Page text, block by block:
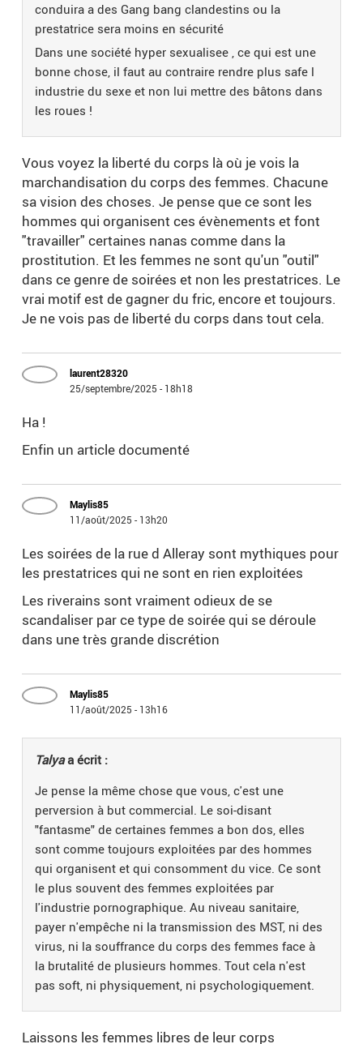
conduira a des Gang bang clandestins ou la
prestatrice sera moins en sécurité
Dans une société hyper sexualisee , ce qui est une
bonne chose, il faut au contraire rendre plus safe l
industrie du sexe et non lui mettre des bâtons dans
les roues !
Vous voyez la liberté du corps là où je vois la
marchandisation du corps des femmes. Chacune
sa vision des choses. Je pense que ce sont les
hommes qui organisent ces évènements et font
"travailler" certaines nanas comme dans la
prostitution. Et les femmes ne sont qu'un "outil"
dans ce genre de soirées et non les prestatrices. Le
vrai motif est de gagner du fric, encore et toujours.
Je ne vois pas de liberté du corps dans tout cela.
laurent28320
25/septembre/2025 - 18h18
Ha !
Enfin un article documenté
Maylis85
11/août/2025 - 13h20
Les soirées de la rue d Alleray sont mythiques pour
les prestatrices qui ne sont en rien exploitées
Les riverains sont vraiment odieux de se
scandaliser par ce type de soirée qui se déroule
dans une très grande discrétion
Maylis85
11/août/2025 - 13h16
Talyaa écrit :
Je pense la même chose que vous, c'est une
perversion à but commercial. Le soi-disant
"fantasme" de certaines femmes a bon dos, elles
sont comme toujours exploitées par des hommes
qui organisent et qui consomment du vice. Ce sont
le plus souvent des femmes exploitées par
l'industrie pornographique. Au niveau sanitaire,
payer n'empêche ni la transmission des MST, ni des
virus, ni la souffrance du corps des femmes face à
la brutalité de plusieurs hommes. Tout cela n'est
pas soft, ni physiquement, ni psychologiquement.
Laissons les femmes libres de leur corps